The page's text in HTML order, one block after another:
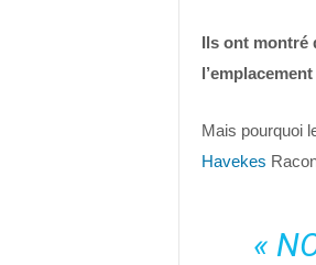
Ils ont montré
Mais pourquoi
Havekes
«